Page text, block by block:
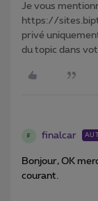
Je vous
https://
privé
du topic dans
F finalcar
Bonjour, OK
courant.